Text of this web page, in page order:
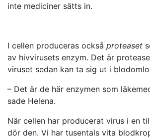
inte mediciner sätts in.
I cellen produceras också proteaset
av hivvirusets enzym. Det är
viruset sedan kan ta sig ut i
– Det är de här enzymen som
sade Helena.
När cellen har producerat virus i en
dör den. Vi har tusentals vita